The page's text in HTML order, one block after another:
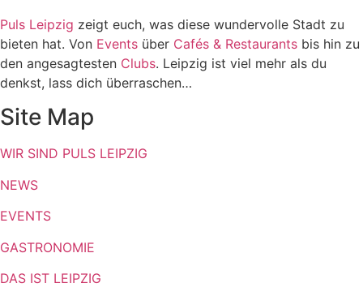
Puls Leipzig zeigt euch, was diese wundervolle Stadt zu
bieten hat. Von Events über Cafés & Restaurants bis hin zu
den angesagtesten Clubs. Leipzig ist viel mehr als du
denkst, lass dich überraschen…
Site Map
WIR SIND PULS LEIPZIG
NEWS
EVENTS
GASTRONOMIE
DAS IST LEIPZIG